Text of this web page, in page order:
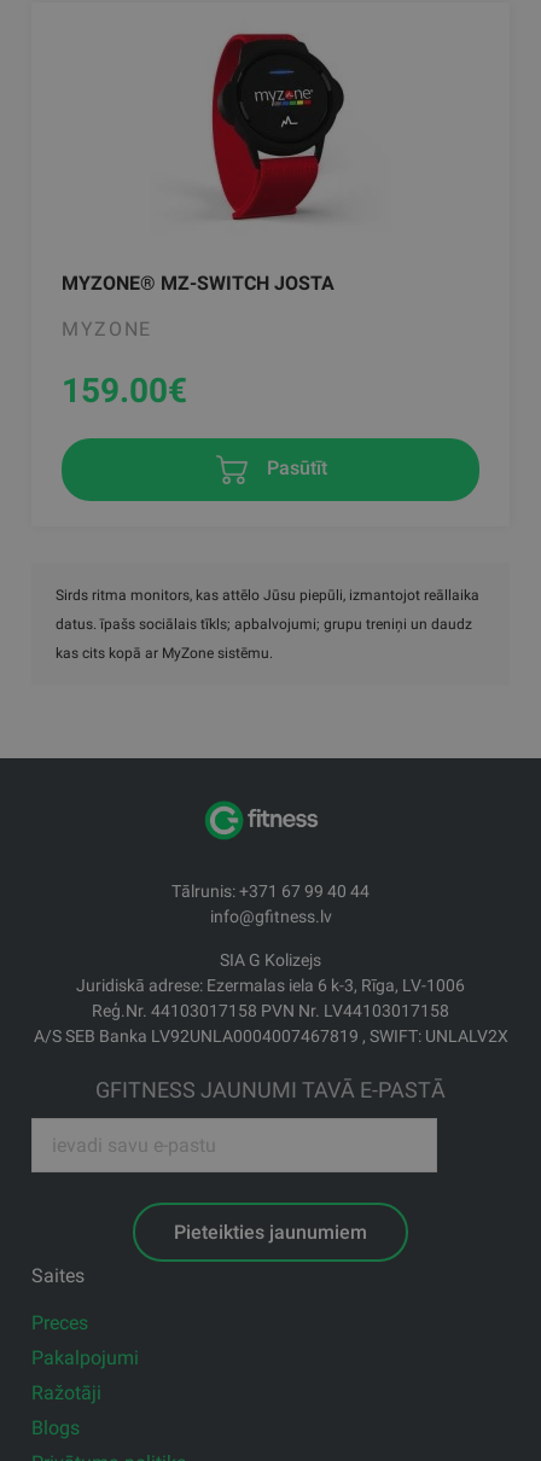
MYZONE® MZ-SWITCH JOSTA
MYZONE
159.00€
Pasūtīt
Sirds ritma monitors, kas attēlo Jūsu piepūli, izmantojot reāllaika
datus. īpašs sociālais tīkls; apbalvojumi; grupu treniņi un daudz
kas cits kopā ar MyZone sistēmu.
Tālrunis: +371 67 99 40 44
info@gfitness.lv
SIA G Kolizejs
Juridiskā adrese: Ezermalas iela 6 k-3, Rīga, LV-1006
Reģ.Nr. 44103017158 PVN Nr. LV44103017158
A/S SEB Banka LV92UNLA0004007467819 , SWIFT: UNLALV2X
GFITNESS JAUNUMI TAVĀ E-PASTĀ
Pieteikties jaunumiem
Saites
Preces
Pakalpojumi
Ražotāji
Blogs